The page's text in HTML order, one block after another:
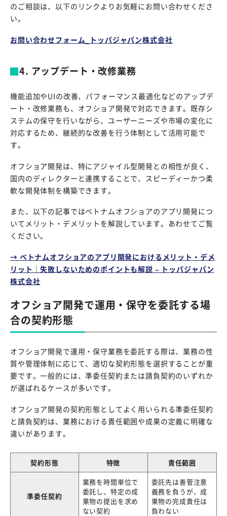
のご相談は、以下のリンクよりお気軽にお問い合わせくださ
い。
お問い合わせフォーム_トッパジャパン株式会社
4. アップデート・改修業務
機能追加やUIの改善、パフォーマンス最適化などのアップデ
ート・改修業務も、オフショア開発で対応できます。既存シ
ステムの保守を行いながら、ユーザーニーズや市場の変化に
対応するため、継続的な改善を行う体制として活用可能で
す。
オフショア開発は、特にアジャイル型開発との相性が良く、
国内のディレクターと連携することで、スピーディーかつ柔
軟な開発体制を構築できます。
また、以下の記事ではベトナムオフショアのアプリ開発につ
いてメリット・デメリットを解説しています。あわせてご覧
ください。
→ ベトナムオフショアのアプリ開発におけるメリット・デメ
リット｜失敗しないためのポイントも解説 – トッパジャパン
株式会社
オフショア開発で運用・保守を委託する場
合の契約形態
オフショア開発で運用・保守業務を委託する際は、業務の性
質や管理体制に応じて、適切な契約形態を選択することが重
要です。一般的には、準委任契約または請負契約のいずれか
が選ばれるケースが多いです。
オフショア開発の契約形態としてよく用いられる準委任契約
と請負契約は、業務における責任範囲や成果の定義に明確な
違いがあります。
契約形態 特徴 責任範囲
準委任契約
業務を時間単位で
委託し、特定の成
果物の提出を求め
ない契約
委託先は善管注意
義務を負うが、成
果物の完成責任は
負わない